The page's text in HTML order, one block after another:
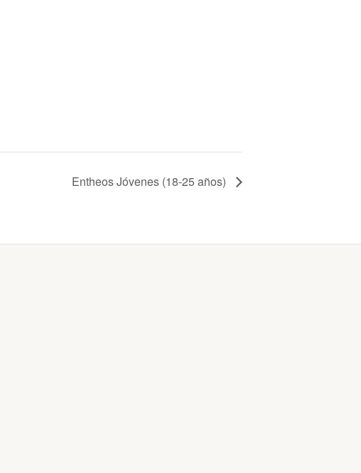
Entheos Jóvenes (18-25 años)